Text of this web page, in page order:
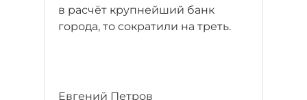
в расчёт крупнейший банк
города, то сократили на треть.
Евгений Петров